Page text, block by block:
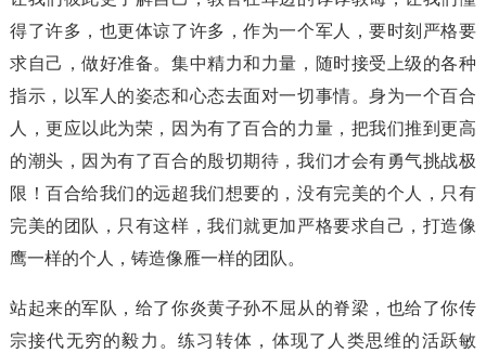
得了许多，也更体谅了许多，作为一个军人，要时刻严格要
求自己，做好准备。集中精力和力量，随时接受上级的各种
指示，以军人的姿态和心态去面对一切事情。身为一个百合
人，更应以此为荣，因为有了百合的力量，把我们推到更高
的潮头，因为有了百合的殷切期待，我们才会有勇气挑战极
限！百合给我们的远超我们想要的，没有完美的个人，只有
完美的团队，只有这样，我们就更加严格要求自己，打造像
鹰一样的个人，铸造像雁一样的团队。
站起来的军队，给了你炎黄子孙不屈从的脊梁，也给了你传
宗接代无穷的毅力。练习转体，体现了人类思维的活跃敏